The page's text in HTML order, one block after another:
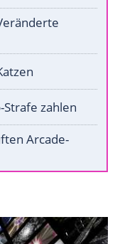
zahlen
Arcade-